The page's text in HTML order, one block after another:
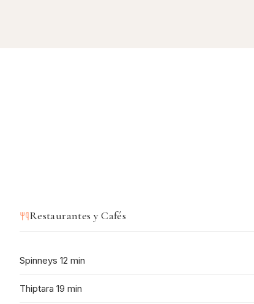
Restaurantes y Cafés
Spinneys 12 min
Thiptara 19 min